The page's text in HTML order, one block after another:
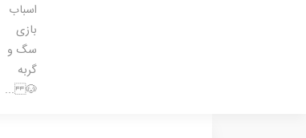
اسباب
بازی
سگ و
گربه
🐶 ...